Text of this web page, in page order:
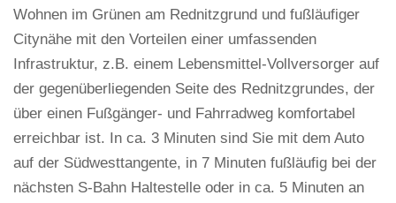
Wohnen im Grünen am Rednitzgrund und fußläufiger
Citynähe mit den Vorteilen einer umfassenden
Infrastruktur, z.B. einem Lebensmittel-Vollversorger auf
der gegenüberliegenden Seite des Rednitzgrundes, der
über einen Fußgänger- und Fahrradweg komfortabel
erreichbar ist. In ca. 3 Minuten sind Sie mit dem Auto
auf der Südwesttangente, in 7 Minuten fußläufig bei der
nächsten S-Bahn Haltestelle oder in ca. 5 Minuten an